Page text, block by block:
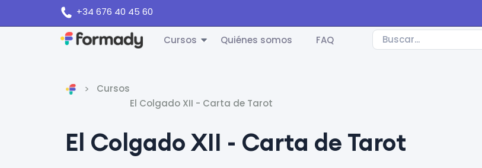
+34 676 40 45 60
Cursos Quiénes somos FAQ
Cursos
El Colgado XII - Carta de Tarot
El Colgado XII - Carta de Tarot